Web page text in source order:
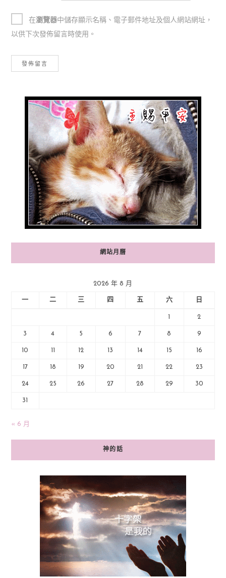
在瀏覽器中儲存顯示名稱、電子郵件地址及個人網站網址，
以供下次發佈留言時使用。
網站月曆
2026 年 8 月
一 二 三 四 五 六 日
1 2
3 4 5 6 7 8 9
10 11 12 13 14 15 16
17 18 19 20 21 22 23
24 25 26 27 28 29 30
31
« 6 月
神的話